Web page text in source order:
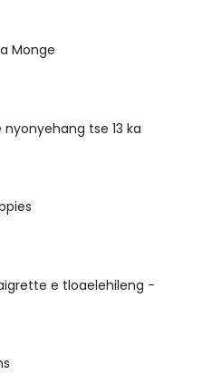
Monge
tse 13 ka
e tloaelehileng -